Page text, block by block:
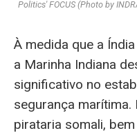
Politics' FOCUS (Photo by
À medida que a
a Marinha Indiana
significativo no
segurança marítima.
pirataria somali,